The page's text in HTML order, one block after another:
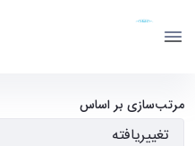
کامپیوتر
مرتب‌سازی بر اساس